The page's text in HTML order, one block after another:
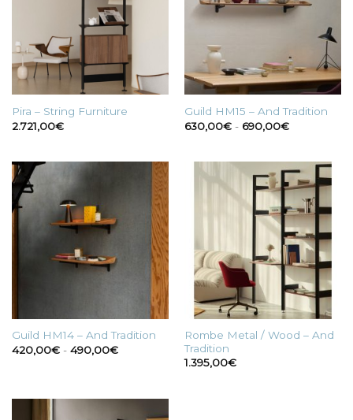
Pira – String Furniture
2.721,00€
Guild HM15 – And Tradition
630,00€ - 690,00€Fascia
630,00€
a
690,00€
Guild HM14 – And Tradition
420,00€ - 490,00€Fascia
a
Rombe Metal / Wood – And
Tradition
1.395,00€